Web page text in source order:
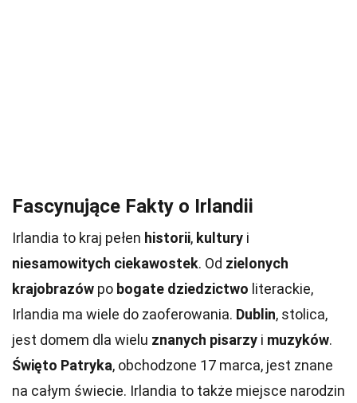
Fascynujące Fakty o Irlandii
Irlandia to kraj pełen historii, kultury i
niesamowitych ciekawostek. Od zielonych
krajobrazów po bogate dziedzictwo literackie,
Irlandia ma wiele do zaoferowania. Dublin, stolica,
jest domem dla wielu znanych pisarzy i muzyków.
Święto Patryka, obchodzone 17 marca, jest znane
na całym świecie. Irlandia to także miejsce narodzin